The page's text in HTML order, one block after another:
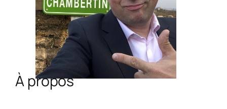
À propos